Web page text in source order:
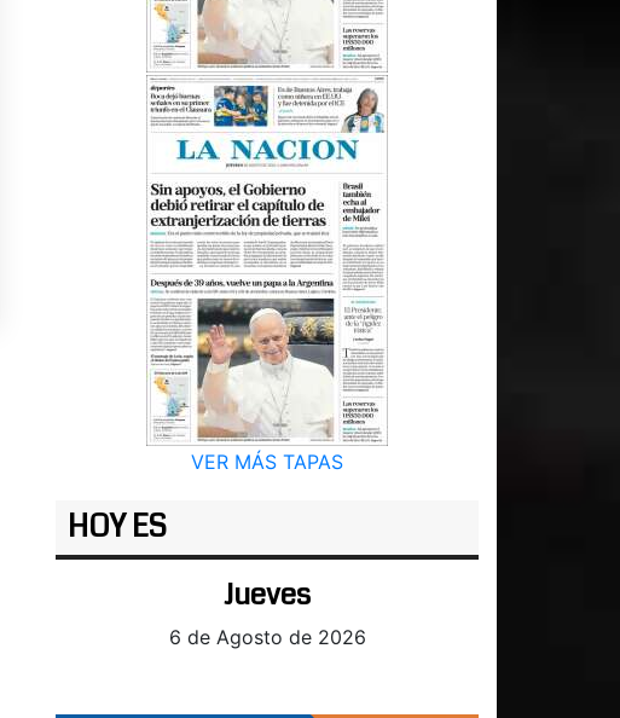
VER MÁS TAPAS
HOY ES
Jueves
6 de Agosto de 2026